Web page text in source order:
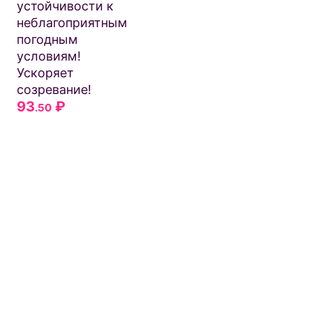
устойчивости к
неблагоприятным
погодным
условиям!
Ускоряет
созревание!
93.50₽